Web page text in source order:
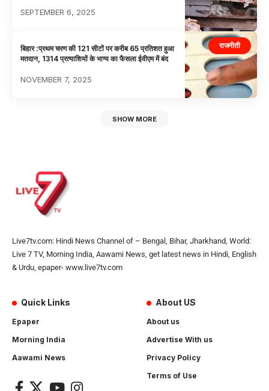
SEPTEMBER 6, 2025
राजनीती
बिहार :प्रथम चरण की 121 सीटों पर करीब 65 प्रतिशत हुआ
मतदान, 1314 प्रत्याशियों के भाग्य का फैसला ईवीएम में बंद
NOVEMBER 7, 2025
SHOW MORE
Live7tv.com: Hindi News Channel of – Bengal, Bihar, Jharkhand, World:
Live 7 TV, Morning India, Aawami News, get latest news in Hindi, English
& Urdu, epaper- www.live7tv.com
Quick Links
Epaper
Morning India
Aawami News
About US
About us
Advertise With us
Privacy Policy
Terms of Use